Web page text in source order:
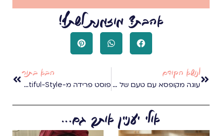
אהבת? מוזמנת לשתף!
לנושא הקודם
עוגה מקופסא עם טעם של בית
הבא בתור
פוסט פרידה מ-Beyoutiful-Style
אולי יעניין אותך גם...